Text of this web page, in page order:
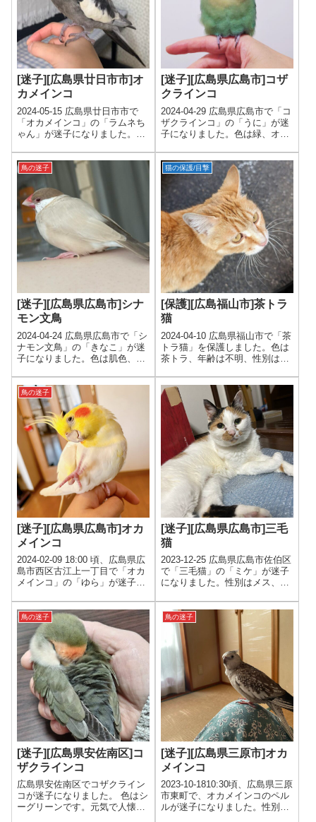
[迷子][広島県廿日市市]オ
カメインコ
2024-05-15 広島県廿日市市で
「オカメインコ」の「ラムネち
ゃん」が迷子になりました。色
男の子です。
[迷子][広島県広島市]コザ
クラインコ
2024-04-29 広島県広島市で「コ
ザクラインコ」の「うに」が迷
子になりました。色は緑、オレ
性別は男の子です。
鳥の迷子
[迷子][広島県広島市]シナ
モン文鳥
2024-04-24 広島県広島市で「シ
ナモン文鳥」の「きなこ」が迷
子になりました。色は肌色、
です。
猫の保護/目撃
[保護][広島福山市]茶トラ
猫
2024-04-10 広島県福山市で「茶
トラ猫」を保護しました。色は
茶トラ、年齢は不明、性別は女
鳥の迷子
[迷子][広島県広島市]オカ
メインコ
2024-02-09 18:00 頃、広島県広
島市西区古江上一丁目で「オカ
メインコ」の「ゆら」が迷子に
色)、年齢は6才、性別は男の子
です。特徴は、とさかが1本長
いです。「ゆら」「ゆらちゃ
ん」「ごはんたべる」としゃべ
ります。」発見されましたら、
下記までご連絡をお願いしま
す。
[迷子][広島県広島市]三毛
猫
2023-12-25 広島県広島市佐伯区
で「三毛猫」の「ミケ」が迷子
になりました。性別はメス、色
す。特徴は「三毛猫のメス（避
妊済）で14歳です。 体重は2～
3kgくらいです。 黄色っぽい鈴
付きの首輪をしています。些細
な情報でも結構ですのでご連絡
をお願いします。」発見されま
したら、下記までご連絡をお願
いします。 広島県 広島市佐
伯区 2023-12-25 三毛猫 ミ
ケ メス 白、黒、茶 14才三
毛猫のメス（避妊済）で14歳で
す。 体重は2～3kgくらいで
す。 黄色っぽい鈴付きの首輪を
しています。些細な情報でも結
構ですのでご連絡をお願いしま
す。
鳥の迷子
[迷子][広島県安佐南区]コ
ザクラインコ
広島県安佐南区でコザクライン
コが迷子になりました。 色はシ
ーグリーンです。元気で人懐っ
鳥の迷子
[迷子][広島県三原市]オカ
メインコ
2023-10-1810:30頃、広島県三原
市東町で、オカメインコのペル
ルが迷子になりました。性別は